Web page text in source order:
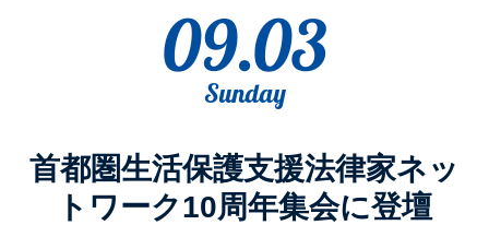
09.03
Sunday
首都圏生活保護支援法律家ネッ
トワーク10周年集会に登壇